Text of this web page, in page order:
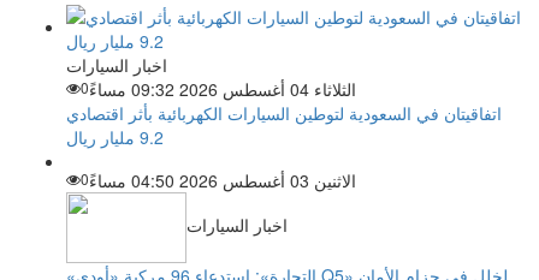
اخبار السيارات
الثلاثاء 04 أغسطس 2026 09:32 مساءً
0
اتفاقيتان في السعودية لتوطين السيارات الكهربائية بأثر اقتصادي
9.2 مليار ريال
الاثنين 03 أغسطس 2026 04:50 مساءً
0
اخبار السيارات